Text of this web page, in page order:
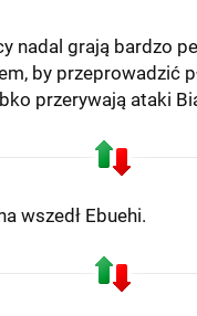
nadal grają bardzo
by przeprowadzić
przerywają ataki
wszedł Ebuehi.